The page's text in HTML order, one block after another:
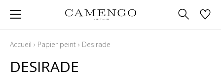
Accueil › Papier peint › Desirade
DESIRADE